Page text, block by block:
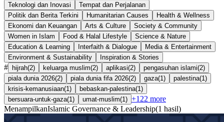
Teknologi dan Inovasi
Tempat dan Perjalanan
Politik dan Berita Terkini
Humanitarian Causes
Health & Wellness
Ekonomi dan Keuangan
Arts & Culture
Society & Community
Women in Islam
Food & Halal Lifestyle
Science & Nature
Education & Learning
Interfaith & Dialogue
Media & Entertainment
Environment & Sustainability
Inspiration & Stories
# hijrah(2) keluarga muslim(2) aplikasi(2) pengasuhan islami(2)
piala dunia 2026(2) piala dunia fifa 2026(2) gaza(1 ) palestina(1 )
krisis-kemanusiaan(1 ) bebaskan-palestina(1 )
bersuara-untuk-gaza(1 ) umat-muslim(1 ) +122 more
MenampilkanIslamic Governance & Leadership(1 hasil)